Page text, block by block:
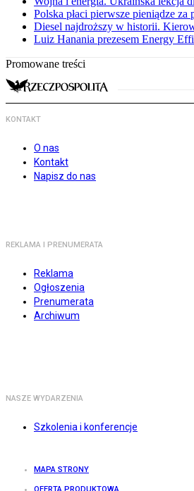
Polska płaci pierwsze pieniądze
Diesel najdroższy w historii.
Luiz Hanania prezesem Energy
Promowane treści
KONTAKT
O nas
Kontakt
Napisz do nas
REKLAMA I PRENUMERATA
Reklama
Ogłoszenia
Prenumerata
Archiwum
NASZE WYDARZENIA
Szkolenia i konferencje
MAPA STRONY